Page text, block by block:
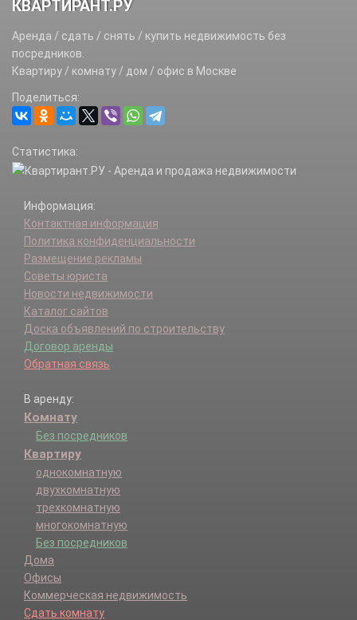
КВАРТИРАНТ.РУ
Аренда / сдать / снять / купить недвижимость без
посредников.
Квартиру / комнату / дом / офис в Москве
Поделиться:
Статистика:
Информация:
Контактная информация
Политика конфиденциальности
Размещение рекламы
Советы юриста
Новости недвижимости
Каталог сайтов
Доска объявлений по строительству
Договор аренды
Обратная связь
В аренду:
Комнату
Без посредников
Квартиру
однокомнатную
двухкомнатную
трехкомнатную
многокомнатную
Без посредников
Дома
Офисы
Коммерческая недвижимость
Сдать комнату